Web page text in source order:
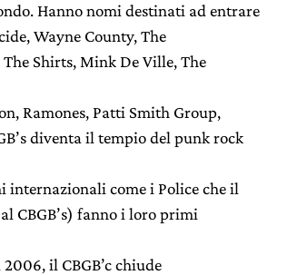
Hanno nomi destinati ad entrare
Wayne County, The
Shirts, Mink De Ville, The
Ramones, Patti Smith Group,
diventa il tempio del punk rock
internazionali come i Police che il
CBGB’s) fanno i loro primi
il CBGB’c chiude